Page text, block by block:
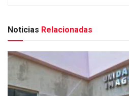
Noticias Relacionadas